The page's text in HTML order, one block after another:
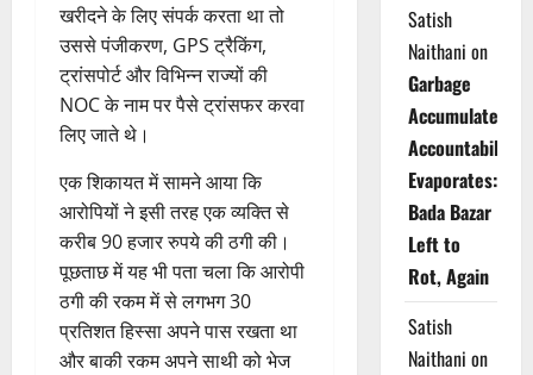
खरीदने के लिए संपर्क करता था तो
उससे पंजीकरण, GPS ट्रैकिंग,
ट्रांसपोर्ट और विभिन्न राज्यों की
NOC के नाम पर पैसे ट्रांसफर करवा
लिए जाते थे।
एक शिकायत में सामने आया कि
आरोपियों ने इसी तरह एक व्यक्ति से
करीब 90 हजार रुपये की ठगी की।
पूछताछ में यह भी पता चला कि आरोपी
ठगी की रकम में से लगभग 30
प्रतिशत हिस्सा अपने पास रखता था
और बाकी रकम अपने साथी को भेज
Satish
Naithani on
Garbage
Accumulates,
Accountability
Evaporates:
Bada Bazar
Left to
Rot, Again
Satish
Naithani on